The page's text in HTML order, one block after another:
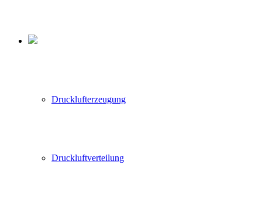
Drucklufterzeugung
Druckluftverteilung